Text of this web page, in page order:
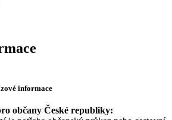
informace
občany České republiky: